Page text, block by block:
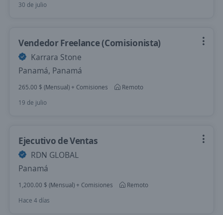
30 de julio
Vendedor Freelance (Comisionista)
Karrara Stone
Panamá, Panamá
265.00 $ (Mensual) + Comisiones
Remoto
19 de julio
Ejecutivo de Ventas
RDN GLOBAL
Panamá
1,200.00 $ (Mensual) + Comisiones
Remoto
Hace 4 días